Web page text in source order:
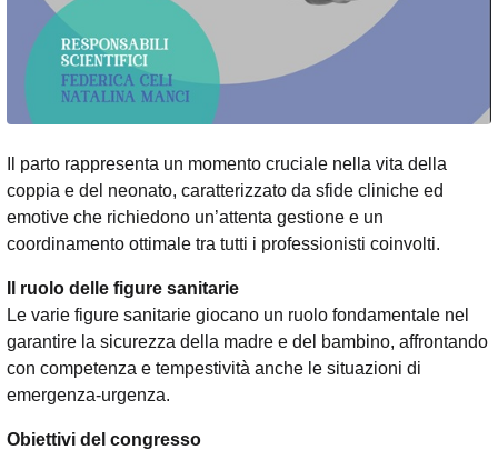
Il parto rappresenta un momento cruciale nella vita della
coppia e del neonato, caratterizzato da sfide cliniche ed
emotive che richiedono un’attenta gestione e un
coordinamento ottimale tra tutti i professionisti coinvolti.
Il ruolo delle figure sanitarie
Le varie figure sanitarie giocano un ruolo fondamentale nel
garantire la sicurezza della madre e del bambino, affrontando
con competenza e tempestività anche le situazioni di
emergenza-urgenza.
Obiettivi del congresso